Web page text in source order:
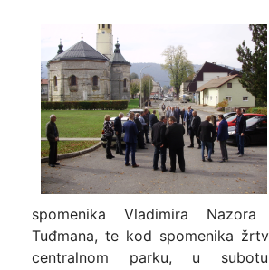
spomenika Vladimira
Tuđmana, te kod spomenika
centralnom parku, u subotu